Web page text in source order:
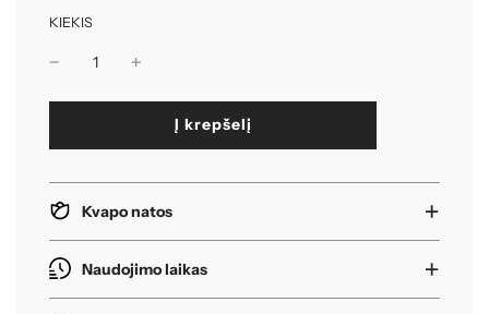
KIEKIS
k
u
s
i
Į krepšelį
Kvapo natos
Naudojimo laikas